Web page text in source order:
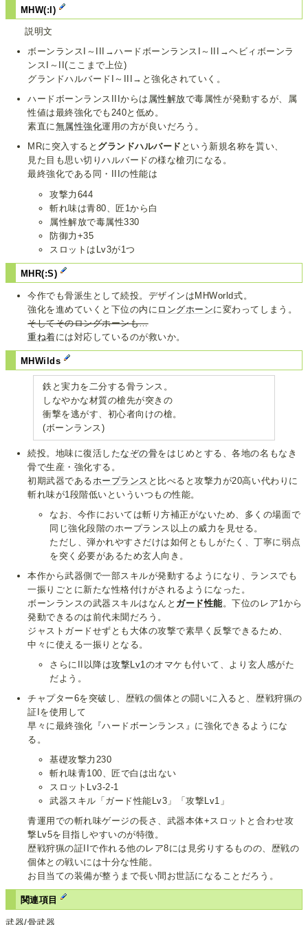
MHW(:I)
説明文
ボーンランスI～III→ハードボーンランスI～III→ヘビィボーンラ
ンスI～II(ここまで上位)
グランドハルバードI～III→と強化されていく。
ハードボーンランスIIIからは 属性解放で毒属性が発動するが、属
性値は最終強化でも240と低め。
素直に無属性強化運用の方が良いだろう。
MRに突入すると グランドハルバード という新規名称を貰い、
見た目も思い切りハルバードの様な槍刃になる。
最終強化である同・IIIの性能は
攻撃力644
斬れ味は青80、匠1から白
属性解放で毒属性330
防御力+35
スロットはLv3が1つ
MHR(:S)
今作でも骨派生として続投。デザインはMHWorld式。
強化を進めていくと下位の内に ロングホーンに変わってしまう。
そしてそのロングホーンも…
重ね着には対応しているのが救いか。
MHWilds
鉄と実力を二分する骨ランス。
しなやかな材質の槍先が突きの
衝撃を逃がす、初心者向けの槍。
(ボーンランス)
続投。地味に復活したなぞの骨をはじめとする、各地の名もなき
骨で生産・強化する。
初期武器である ホープランス と比べると攻撃力が20高い代わりに
斬れ味が1段階低いといういつもの性能。
なお、今作においては斬り方補正がないため、多くの場面で
同じ強化段階のホープランス以上の威力を見せる。
ただし、弾かれやすさだけは如何ともしがたく、丁寧に弱点
を突く必要があるため玄人向き。
本作から武器側で一部スキルが発動するようになり、ランスでも
一振りごとに新たな性格付けがされるようになった。
ボーンランスの武器スキルはなんと ガード性能 。下位のレア1から
発動できるのは前代未聞だろう。
ジャストガードせずとも大体の攻撃で素早く反撃できるため、
中々に使える一振りとなる。
さらにII以降は攻撃Lv1のオマケも付いて、より玄人感がた
だよう。
チャプター6を突破し、歴戦の個体との闘いに入ると、歴戦狩猟の
証Iを使用して
早々に最終強化『ハードボーンランス』に強化できるようにな
る。
基礎攻撃力230
斬れ味青100、匠で白は出ない
スロットLv3-2-1
武器スキル「ガード性能Lv3」「攻撃Lv1」
青運用での斬れ味ゲージの長さ、武器本体+スロットと合わせ攻
撃Lv5を目指しやすいのが特徴。
歴戦狩猟の証IIで作れる他のレア8には見劣りするものの、歴戦の
個体との戦いには十分な性能。
お目当ての装備が整うまで長い間お世話になることだろう。
関連項目
武器/骨武器